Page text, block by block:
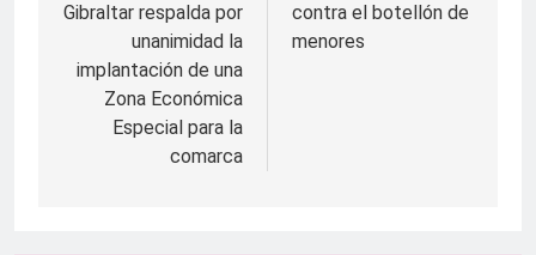
Gibraltar respalda por
unanimidad la
implantación de una
Zona Económica
Especial para la
comarca
contra el botellón de
menores